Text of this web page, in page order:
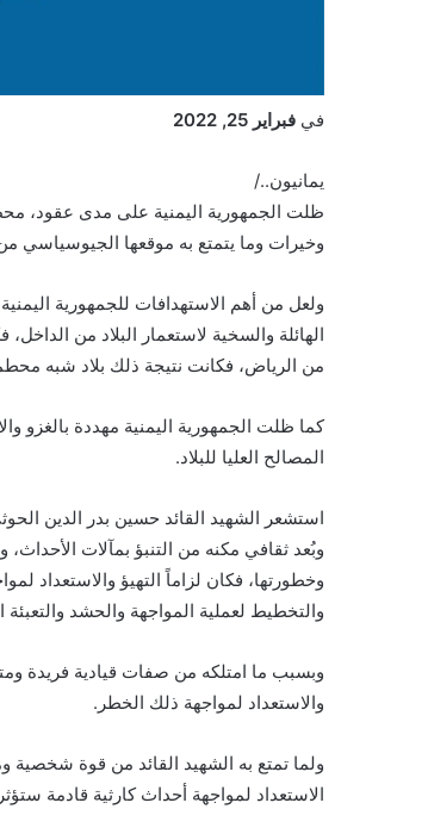
في فبراير 25, 2022
يمانيون../
ظلت الجمهورية اليمنية على مدى عقود،
وخيرات وما يتمتع به موقعها الجيوسياسي
ولعل من أهم الاستهدافات للجمهورية
الهائلة والسخية لاستعمار البلاد من
من الرياض، فكانت نتيجة ذلك بلاد شبه
كما ظلت الجمهورية اليمنية مهددة بالغزو
المصالح العليا للبلاد.
استشعر الشهيد القائد حسين بدر الدين
وبُعد ثقافي مكنه من التنبؤ بمآلات الأحداث،
وخطورتها، فكان لزاماً التهيؤ والاستعداد
والتخطيط لعملية المواجهة والحشد
وبسبب ما امتلكه من صفات قيادية فريدة
والاستعداد لمواجهة ذلك الخطر.
ولما تمتع به الشهيد القائد من قوة
الاستعداد لمواجهة أحداث كارثية قادمة